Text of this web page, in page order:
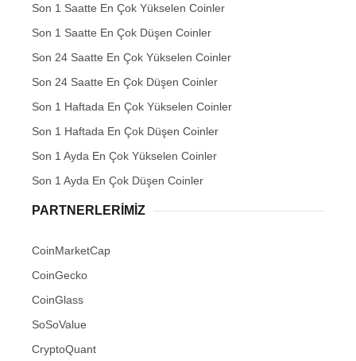
Son 1 Saatte En Çok Yükselen Coinler
Son 1 Saatte En Çok Düşen Coinler
Son 24 Saatte En Çok Yükselen Coinler
Son 24 Saatte En Çok Düşen Coinler
Son 1 Haftada En Çok Yükselen Coinler
Son 1 Haftada En Çok Düşen Coinler
Son 1 Ayda En Çok Yükselen Coinler
Son 1 Ayda En Çok Düşen Coinler
PARTNERLERIMIZ
CoinMarketCap
CoinGecko
CoinGlass
SoSoValue
CryptoQuant